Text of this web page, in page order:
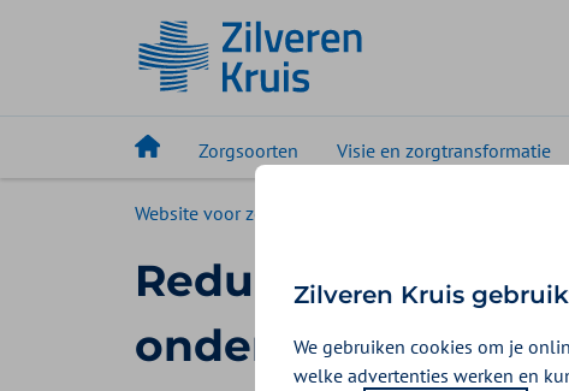
Zorgsoorten Visie en zorgtransformatie
Website voor zorgaanbieders
Reduce en Reuse:
onderleggers
Zilveren Kruis
We gebruiken cookies om je
welke advertenties werken en